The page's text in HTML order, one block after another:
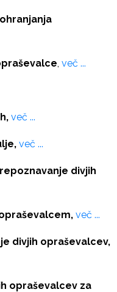
, več ...
več ...
več ...
divjih
več ...
divjih opraševalcev,
opraševalcev za